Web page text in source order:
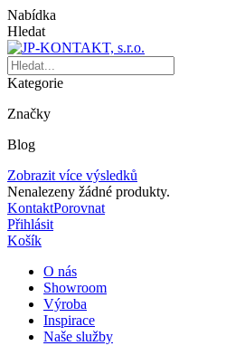
Nabídka
Hledat
Kategorie
Značky
Blog
Zobrazit více výsledků
Nenalezeny žádné produkty.
KontaktPorovnat
Přihlásit
Košík
O nás
Showroom
Výroba
Inspirace
Naše služby